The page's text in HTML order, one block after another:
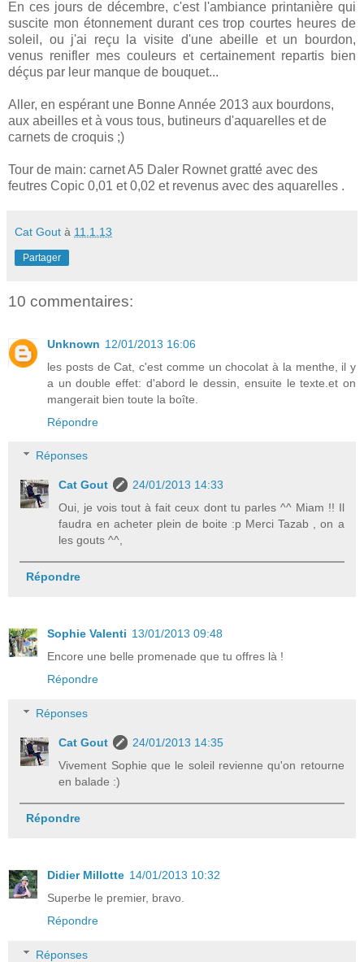
En ces jours de décembre, c'est l'ambiance printanière qui
suscite mon étonnement durant ces trop courtes heures de
soleil, ou j'ai reçu la visite d'une abeille et un bourdon,
venus renifler mes couleurs et certainement repartis bien
déçus par leur manque de bouquet...
Aller, en espérant une Bonne Année 2013 aux bourdons,
aux abeilles et à vous tous, butineurs d'aquarelles et de
carnets de croquis ;)
Tour de main: carnet A5 Daler Rownet gratté avec des
feutres Copic 0,01 et 0,02 et revenus avec des aquarelles .
Cat Gout à 11.1.13
Partager
10 commentaires:
Unknown 12/01/2013 16:06
les posts de Cat, c'est comme un chocolat à la menthe, il y
a un double effet: d'abord le dessin, ensuite le texte.et on
mangerait bien toute la boîte.
Répondre
Réponses
Cat Gout
24/01/2013 14:33
Oui, je vois tout à fait ceux dont tu parles ^^ Miam !! Il
faudra en acheter plein de boite :p Merci Tazab , on a
les gouts ^^,
Répondre
Sophie Valenti 13/01/2013 09:48
Encore une belle promenade que tu offres là !
Répondre
Réponses
Cat Gout
24/01/2013 14:35
Vivement Sophie que le soleil revienne qu'on retourne
en balade :)
Répondre
Didier Millotte 14/01/2013 10:32
Superbe le premier, bravo.
Répondre
Réponses